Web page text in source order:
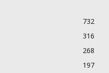
732
316
268
197